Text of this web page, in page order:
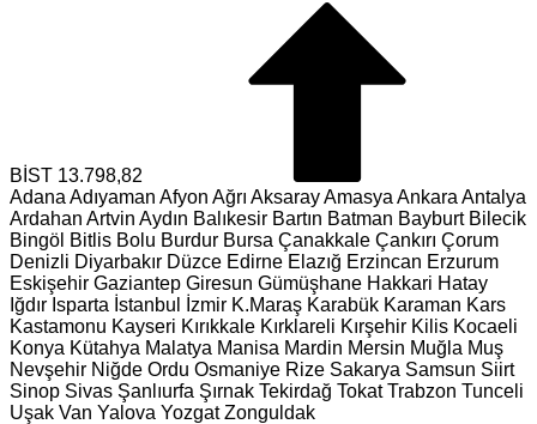
BİST 13.798,82
Adana Adıyaman Afyon Ağrı AksarayAmasya Ankara Antalya
Ardahan Artvin Aydın Balıkesir Bartın Batman Bayburt Bilecik
Bingöl Bitlis Bolu Burdur Bursa Çanakkale Çankırı Çorum
Denizli Diyarbakır Düzce Edirne Elazığ Erzincan Erzurum
Eskişehir Gaziantep Giresun Gümüşhane Hakkari Hatay
Iğdır Isparta İstanbul İzmir K.Maraş Karabük Karaman Kars
Kastamonu Kayseri Kırıkkale Kırklareli Kırşehir Kilis Kocaeli
Konya Kütahya Malatya Manisa Mardin Mersin Muğla Muş
Nevşehir Niğde Ordu Osmaniye Rize Sakarya Samsun Siirt
Sinop Sivas Şanlıurfa Şırnak Tekirdağ Tokat Trabzon Tunceli
Uşak Van Yalova Yozgat Zonguldak